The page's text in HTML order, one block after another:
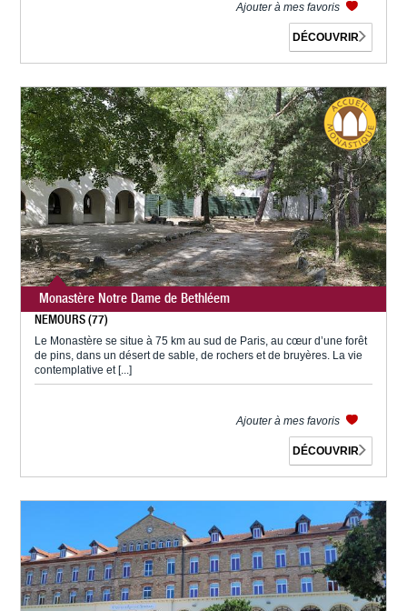
Ajouter à mes favoris
DÉCOUVRIR
Monastère Notre Dame de Bethléem
NEMOURS (77)
Le Monastère se situe à 75 km au sud de Paris, au cœur d’une forêt
de pins, dans un désert de sable, de rochers et de bruyères. La vie
contemplative et [...]
Ajouter à mes favoris
DÉCOUVRIR